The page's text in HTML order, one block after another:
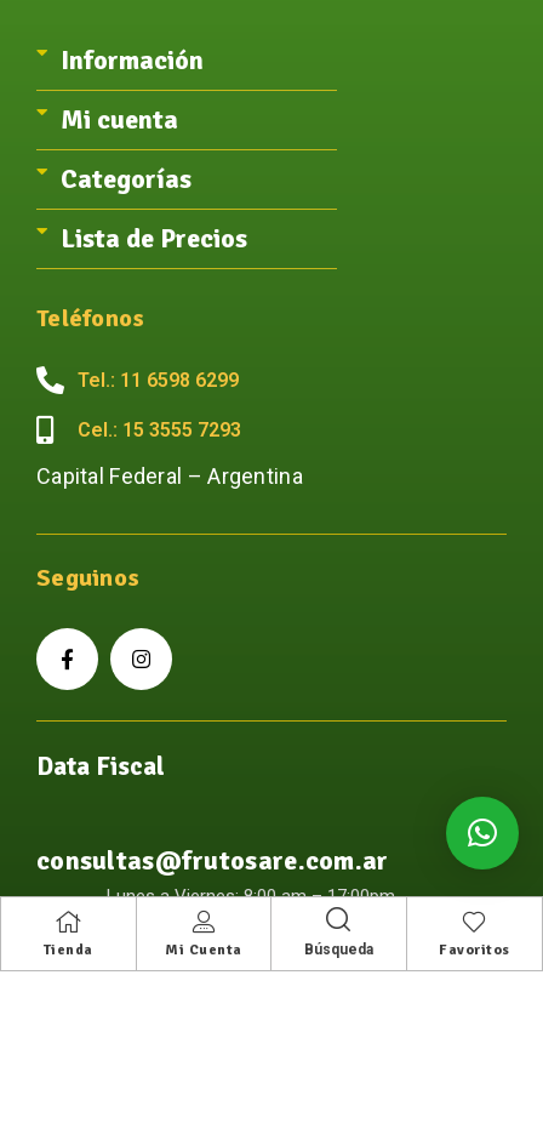
Tienda Mi Cuenta Búsqueda Favoritos
Información
Mi cuenta
Categorías
Lista de Precios
Teléfonos
Tel.: 11 6598 6299
Cel.: 15 3555 7293
Capital Federal – Argentina
Seguinos
Data Fiscal
consultas@frutosare.com.ar
Lunes a Viernes: 8:00 am – 17:00pm